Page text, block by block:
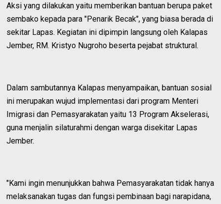
Aksi yang dilakukan yaitu memberikan bantuan berupa paket
sembako kepada para "Penarik Becak", yang biasa berada di
sekitar Lapas. Kegiatan ini dipimpin langsung oleh Kalapas
Jember, RM. Kristyo Nugroho beserta pejabat struktural.
Dalam sambutannya Kalapas menyampaikan, bantuan sosial
ini merupakan wujud implementasi dari program Menteri
Imigrasi dan Pemasyarakatan yaitu 13 Program Akselerasi,
guna menjalin silaturahmi dengan warga disekitar Lapas
Jember.
"Kami ingin menunjukkan bahwa Pemasyarakatan tidak hanya
melaksanakan tugas dan fungsi pembinaan bagi narapidana,